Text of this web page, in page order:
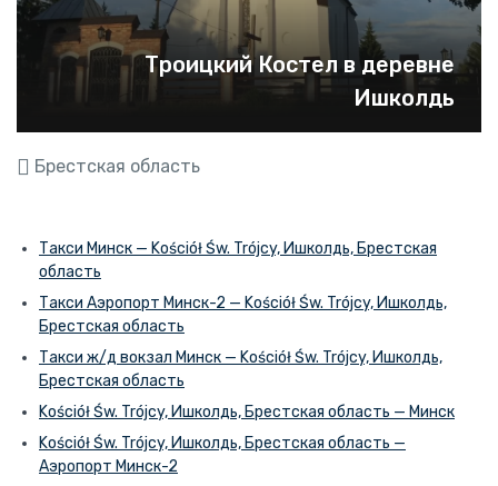
Троицкий Костел в деревне
Ишколдь
Брестская область
Такси Минск — Kościół Św. Trójcy, Ишколдь, Брестская
область
Такси Аэропорт Минск-2 — Kościół Św. Trójcy, Ишколдь,
Брестская область
Такси ж/д вокзал Минск — Kościół Św. Trójcy, Ишколдь,
Брестская область
Kościół Św. Trójcy, Ишколдь, Брестская область — Минск
Kościół Św. Trójcy, Ишколдь, Брестская область —
Аэропорт Минск-2